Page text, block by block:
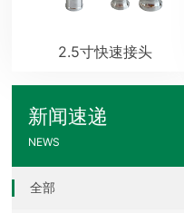
2.5寸快速接头
新闻速递
NEWS
全部